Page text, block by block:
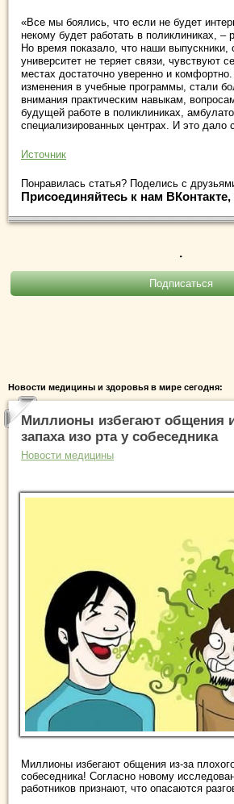
«Все мы боялись, что если не будет
некому будет работать в поликлиниках, –
Но время показало, что наши выпускники,
университет не теряет связи, чувствуют
местах достаточно уверенно и
изменения в учебные программы, стали
внимания практическим навыкам,
будущей работе в поликлиниках,
специализированных центрах. И это дало
Источник
Понравилась статья? Поделись с
Присоединяйтесь к нам
.
Новости медицины и здоровья в мире сегодня:
Миллионы избегают общения
запаха изо рта у собеседника
Новости медицины
Миллионы избегают общения из-за
собеседника! Согласно новому
работников признают, что опасаются